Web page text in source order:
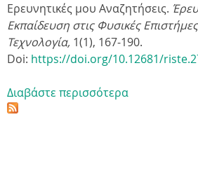
Ερευνητικές μου Αναζητήσεις.
Εκπαίδευση στις Φυσικές
Τεχνολογία, 1(1), 167-190.
Doi: https://doi.org/10.12681/
Διαβάστε περισσότερα